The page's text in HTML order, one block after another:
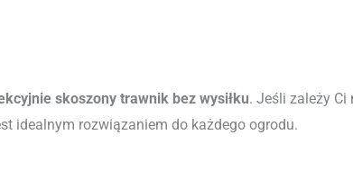
skoszony trawnik bez wysiłku. Jeśli zależy Ci
idealnym rozwiązaniem do każdego ogrodu.